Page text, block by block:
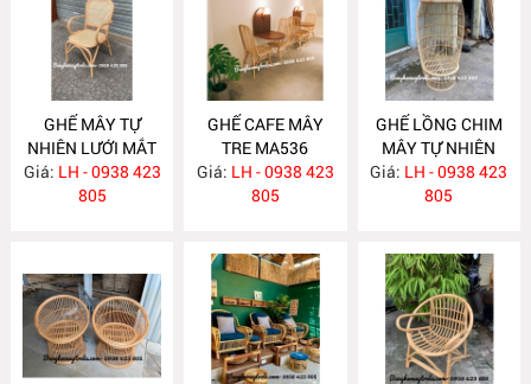
GHẾ MÂY TỰ
NHIÊN LƯỚI MẮT
CÁO MA540
Giá: LH - 0938 423
805
GHẾ CAFE MÂY
TRE MA536
Giá: LH - 0938 423
805
GHẾ LỒNG CHIM
MÂY TỰ NHIÊN
MA535
Giá: LH - 0938 423
805